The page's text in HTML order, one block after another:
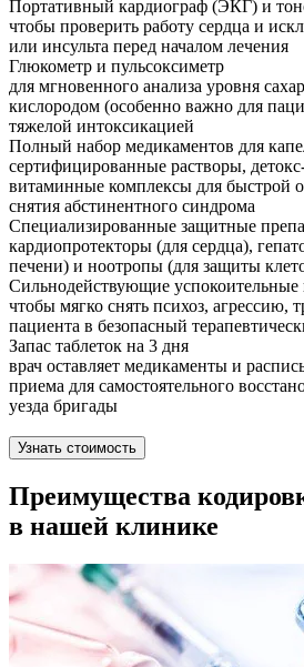
Портативный кардиограф (ЭКГ) и
чтобы проверить работу сердца и
или инсульта перед началом лечения
Глюкометр и пульсоксиметр
для мгновенного анализа уровня
кислородом (особенно важно для
тяжелой интоксикацией
Полный набор медикаментов для
сертифицированные растворы,
витаминные комплексы для быстрой
снятия абстинентного синдрома
Специализированные защитные
кардиопротекторы (для сердца),
печени) и ноотропы (для защиты
Сильнодействующие успокоительные
чтобы мягко снять психоз, агрессию,
пациента в безопасный
Запас таблеток на 3 дня
врач оставляет медикаменты и
приема для самостоятельного
уезда бригады
Узнать стоимость
Преимущества
в нашей клинике